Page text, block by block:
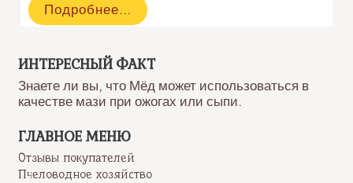
Кунжутная
мука
Подробнее…
ИНТЕРЕСНЫЙ ФАКТ
Знаете ли вы, что Мёд может использоваться в
качестве мази при ожогах или сыпи.
ГЛАВНОЕ МЕНЮ
Отзывы покупателей
Пчеловодное хозяйство